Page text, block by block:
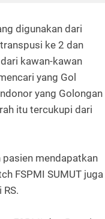
digunakan dari
ke 2 dan
kawan-kawan
yang Gol
yang Golongan
itu tercukupi dari
pasien mendapatkan
FSPMI SUMUT juga